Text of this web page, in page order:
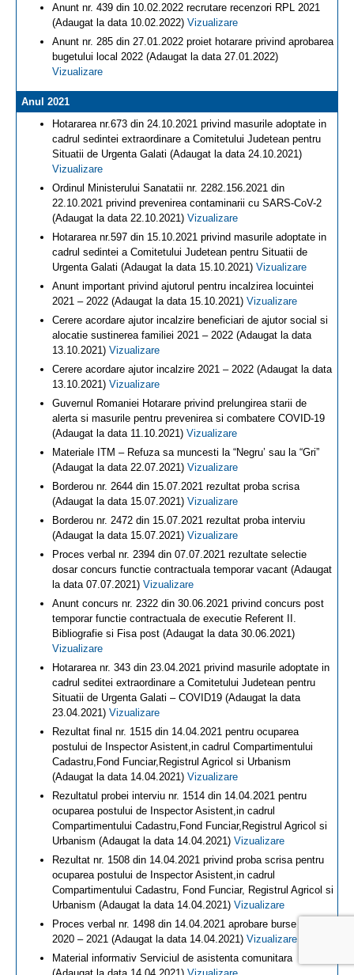
Anunt nr. 439 din 10.02.2022 recrutare recenzori RPL 2021
(Adaugat la data 10.02.2022) Vizualizare
Anunt nr. 285 din 27.01.2022 proiet hotarare privind aprobarea
bugetului local 2022 (Adaugat la data 27.01.2022)
Vizualizare
Anul 2021
Hotararea nr.673 din 24.10.2021 privind masurile adoptate in
cadrul sedintei extraordinare a Comitetului Judetean pentru
Situatii de Urgenta Galati (Adaugat la data 24.10.2021)
Vizualizare
Ordinul Ministerului Sanatatii nr. 2282.156.2021 din
22.10.2021 privind prevenirea contaminarii cu SARS-CoV-2
(Adaugat la data 22.10.2021) Vizualizare
Hotararea nr.597 din 15.10.2021 privind masurile adoptate in
cadrul sedintei a Comitetului Judetean pentru Situatii de
Urgenta Galati (Adaugat la data 15.10.2021) Vizualizare
Anunt important privind ajutorul pentru incalzirea locuintei
2021 – 2022 (Adaugat la data 15.10.2021) Vizualizare
Cerere acordare ajutor incalzire beneficiari de ajutor social si
alocatie sustinerea familiei 2021 – 2022 (Adaugat la data
13.10.2021) Vizualizare
Cerere acordare ajutor incalzire 2021 – 2022 (Adaugat la data
13.10.2021) Vizualizare
Guvernul Romaniei Hotarare privind prelungirea starii de
alerta si masurile pentru prevenirea si combatere COVID-19
(Adaugat la data 11.10.2021) Vizualizare
Materiale ITM – Refuza sa muncesti la “Negru’ sau la “Gri”
(Adaugat la data 22.07.2021) Vizualizare
Borderou nr. 2644 din 15.07.2021 rezultat proba scrisa
(Adaugat la data 15.07.2021) Vizualizare
Borderou nr. 2472 din 15.07.2021 rezultat proba interviu
(Adaugat la data 15.07.2021) Vizualizare
Proces verbal nr. 2394 din 07.07.2021 rezultate selectie
dosar concurs functie contractuala temporar vacant (Adaugat
la data 07.07.2021) Vizualizare
Anunt concurs nr. 2322 din 30.06.2021 privind concurs post
temporar functie contractuala de executie Referent II.
Bibliografie si Fisa post (Adaugat la data 30.06.2021)
Vizualizare
Hotararea nr. 343 din 23.04.2021 privind masurile adoptate in
cadrul seditei extraordinare a Comitetului Judetean pentru
Situatii de Urgenta Galati – COVID19 (Adaugat la data
23.04.2021) Vizualizare
Rezultat final nr. 1515 din 14.04.2021 pentru ocuparea
postului de Inspector Asistent,in cadrul Compartimentului
Cadastru,Fond Funciar,Registrul Agricol si Urbanism
(Adaugat la data 14.04.2021) Vizualizare
Rezultatul probei interviu nr. 1514 din 14.04.2021 pentru
ocuparea postului de Inspector Asistent,in cadrul
Compartimentului Cadastru,Fond Funciar,Registrul Agricol si
Urbanism (Adaugat la data 14.04.2021) Vizualizare
Rezultat nr. 1508 din 14.04.2021 privind proba scrisa pentru
ocuparea postului de Inspector Asistent,in cadrul
Compartimentului Cadastru, Fond Funciar, Registrul Agricol si
Urbanism (Adaugat la data 14.04.2021) Vizualizare
Proces verbal nr. 1498 din 14.04.2021 aprobare burse școlare
2020 – 2021 (Adaugat la data 14.04.2021) Vizualizare
Material informativ Serviciul de asistenta comunitara